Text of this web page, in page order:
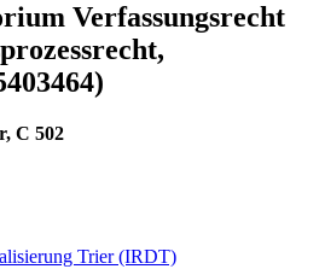
Verfassungsrecht
C 502
Trier (IRDT)